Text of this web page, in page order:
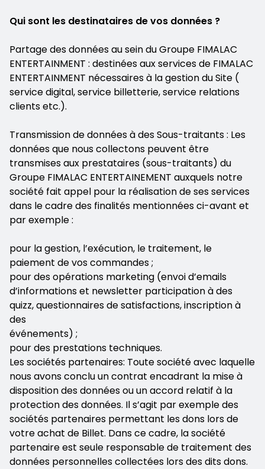
Qui sont les destinataires de vos données ?
Partage des données au sein du Groupe FIMALAC
ENTERTAINMENT : destinées aux services de FIMALAC
ENTERTAINMENT nécessaires à la gestion du Site (
service digital, service billetterie, service relations
clients etc.).
Transmission de données à des Sous-traitants : Les
données que nous collectons peuvent être
transmises aux prestataires (sous-traitants) du
Groupe FIMALAC ENTERTAINEMENT auxquels notre
société fait appel pour la réalisation de ses services
dans le cadre des finalités mentionnées ci-avant et
par exemple :
pour la gestion, l’exécution, le traitement, le
paiement de vos commandes ;
pour des opérations marketing (envoi d’emails
d’informations et newsletter participation à des
quizz, questionnaires de satisfactions, inscription à
des
événements) ;
pour des prestations techniques.
Les sociétés partenaires: Toute société avec laquelle
nous avons conclu un contrat encadrant la mise à
disposition des données ou un accord relatif à la
protection des données. Il s’agit par exemple des
sociétés partenaires permettant les dons lors de
votre achat de Billet. Dans ce cadre, la société
partenaire est seule responsable de traitement des
données personnelles collectées lors des dits dons.